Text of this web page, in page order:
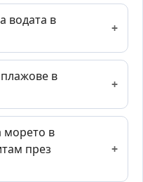
водата в
в
морето в
през